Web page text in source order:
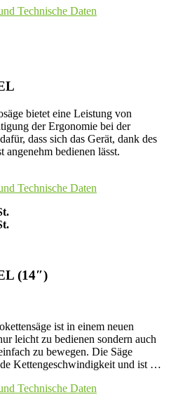
Technische Daten
bietet eine Leistung von
der Ergonomie bei der
dass sich das Gerät, dank des
angenehm bedienen lässt.
Technische Daten
(14″)
ist in einem neuen
leicht zu bedienen sondern auch
zu bewegen. Die Säge
Kettengeschwindigkeit und ist …
Technische Daten